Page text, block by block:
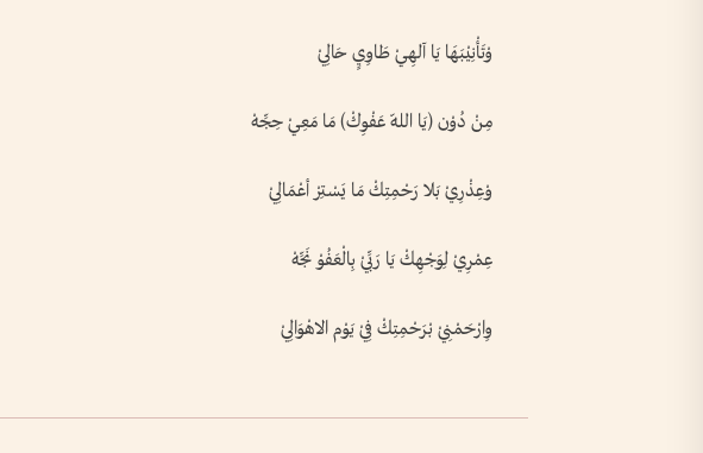
وْتَأْنِيْبَهَا يَا آلهِيْ طَاوِيٍ حَالِيْ
مِنْ دُوْن (يَا اللّه عَفْوِكْ) مَا مَعِيْ حِجِّهْ
وْعِذْرِيْ بَلا رَحْمِتِكْ مَا يَسْتِرْ أعْمَالِيْ
عِمْرِيْ لِوَجْهِكْ يَا رَبِّيْ بِالْعَفُوْ نَجِّهْ
وِارْحَمْنِيْ بْرَحْمِتِكْ فِيْ يَوْم الاهْوَالِيْ